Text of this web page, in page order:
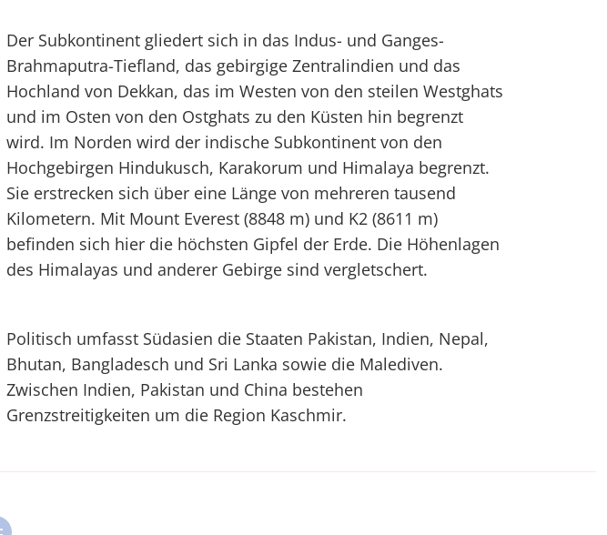
Der Subkontinent gliedert sich in das Indus- und Ganges-
Brahmaputra-Tiefland, das gebirgige Zentralindien und das
Hochland von Dekkan, das im Westen von den steilen Westghats
und im Osten von den Ostghats zu den Küsten hin begrenzt
wird. Im Norden wird der indische Subkontinent von den
Hochgebirgen Hindukusch, Karakorum und Himalaya begrenzt.
Sie erstrecken sich über eine Länge von mehreren tausend
Kilometern. Mit Mount Everest (8848 m) und K2 (8611 m)
befinden sich hier die höchsten Gipfel der Erde. Die Höhenlagen
des Himalayas und anderer Gebirge sind vergletschert.
Politisch umfasst Südasien die Staaten Pakistan, Indien, Nepal,
Bhutan, Bangladesch und Sri Lanka sowie die Malediven.
Zwischen Indien, Pakistan und China bestehen
Grenzstreitigkeiten um die Region Kaschmir.